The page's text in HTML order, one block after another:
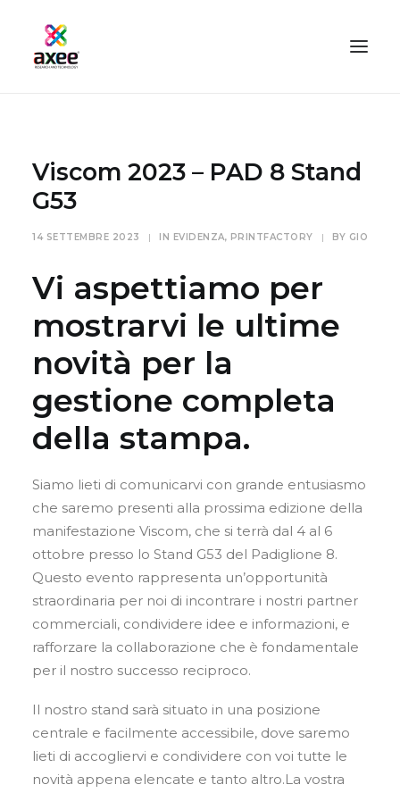
AZIENDA
SOLUZIONI
BLOG
PROOFMASTER SHOP
IL MIO ACCOUNT
CARRELLO
Viscom 2023 – PAD 8 Stand
G53
14 SETTEMBRE 2023 | IN EVIDENZA, PRINTFACTORY | BY GIO
Vi aspettiamo per
mostrarvi le ultime
novità per la
gestione completa
della stampa.
Siamo lieti di comunicarvi con grande entusiasmo
che saremo presenti alla prossima edizione della
manifestazione Viscom, che si terrà dal 4 al 6
ottobre presso lo Stand G53 del Padiglione 8.
Questo evento rappresenta un’opportunità
straordinaria per noi di incontrare i nostri partner
commerciali, condividere idee e informazioni, e
rafforzare la collaborazione che è fondamentale
per il nostro successo reciproco.
Il nostro stand sarà situato in una posizione
centrale e facilmente accessibile, dove saremo
lieti di accogliervi e condividere con voi tutte le
novità appena elencate e tanto altro.La vostra